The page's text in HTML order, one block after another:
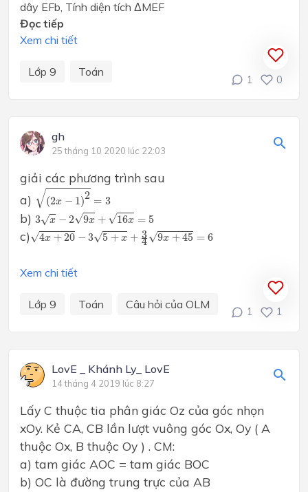
dây EFb, Tính diện tích ΔMEF
Đọc tiếp
Xem chi tiết
Lớp 9 Toán
1 0
gh
25 tháng 10 2020 lúc 22:03
giải các phương trình sau
a) √(2x − 1)2 = 3
2x−1)2=3
b) 3√x − 2√9x + √16x = 5
3 −2 x 16
c)√4x +20 − 3√5 + x + 3
4√9x +45 = 6
x+20−3 +x +349x 45 =6
Xem chi tiết
Lớp 9 Toán Câu hỏi của OLM
1 1
LovE _ Khánh Ly_ LovE
14 tháng 4 2019 lúc 8:27
Lấy C thuộc tia phân giác Oz của góc nhọn
xOy. Kẻ CA, CB lần lượt vuông góc Ox, Oy ( A
thuộc Ox, B thuộc Oy ) . CM:
a) tam giác AOC = tam giác BOC
b) OC là đường trung trực của AB